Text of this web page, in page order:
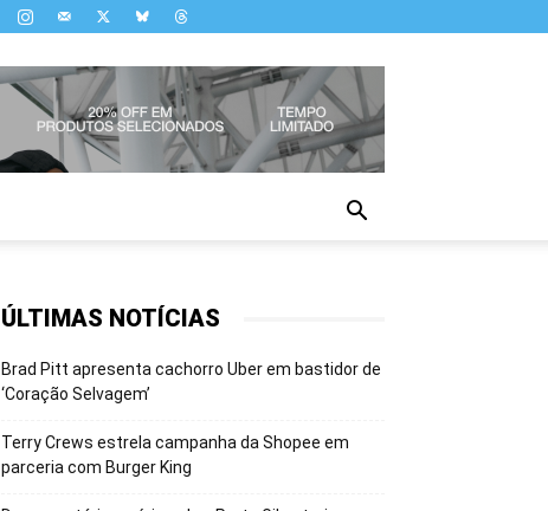
ÚLTIMAS NOTÍCIAS
Brad Pitt apresenta cachorro Uber em bastidor de
‘Coração Selvagem’
Terry Crews estrela campanha da Shopee em
parceria com Burger King